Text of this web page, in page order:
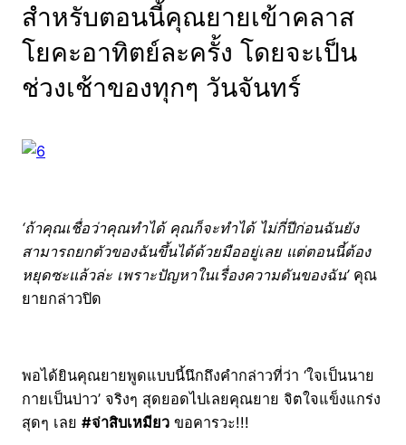
สำหรับตอนนี้คุณยายเข้าคลาส
โยคะอาทิตย์ละครั้ง โดยจะเป็น
ช่วงเช้าของทุกๆ วันจันทร์
‘ถ้าคุณเชื่อว่าคุณทำได้ คุณก็จะทำได้ ไม่กี่ปีก่อนฉันยัง
สามารถยกตัวของฉันขึ้นได้ด้วยมืออยู่เลย แต่ตอนนี้ต้อง
หยุดซะแล้วล่ะ เพราะปัญหาในเรื่องความดันของฉัน’คุณ
ยายกล่าวปิด
พอได้ยินคุณยายพูดแบบนี้นึกถึงคำกล่าวที่ว่า ‘ใจเป็นนาย
กายเป็นบ่าว’ จริงๆ สุดยอดไปเลยคุณยาย จิตใจแข็งแกร่ง
สุดๆ เลย #จ่าสิบเหมียว ขอคารวะ!!!